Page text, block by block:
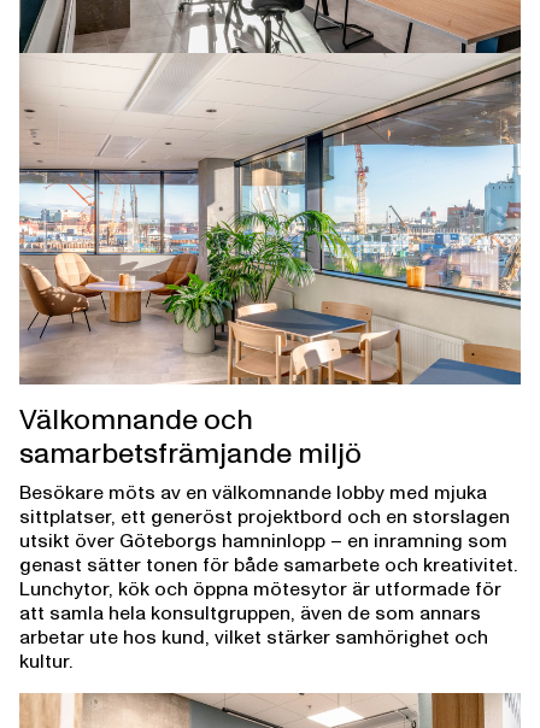
Välkomnande och
samarbetsfrämjande miljö
Besökare möts av en välkomnande lobby med mjuka
sittplatser, ett generöst projektbord och en storslagen
utsikt över Göteborgs hamninlopp – en inramning som
genast sätter tonen för både samarbete och kreativitet.
Lunchytor, kök och öppna mötesytor är utformade för
att samla hela konsultgruppen, även de som annars
arbetar ute hos kund, vilket stärker samhörighet och
kultur.